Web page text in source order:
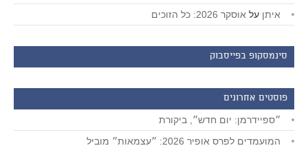
איתן על אוסקר 2026: כל הזוכים
סינמסקופ בפייסבוק
פוסטים אחרונים
״ספיידרמן: יום חדש״, ביקורת
המועמדים לפרס אופיר 2026: ״עצמאות״ מוביל